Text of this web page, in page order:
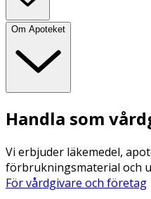
Om Apoteket
Handla som
Vi erbjuder läkemedel,
förbrukningsmaterial och
För vårdgivare och företag